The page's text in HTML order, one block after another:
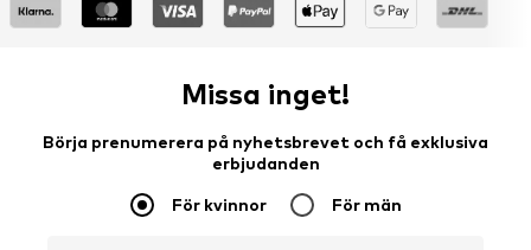
Missa inget!
Börja prenumerera på nyhetsbrevet och få exklusiva
erbjudanden
För kvinnor För män